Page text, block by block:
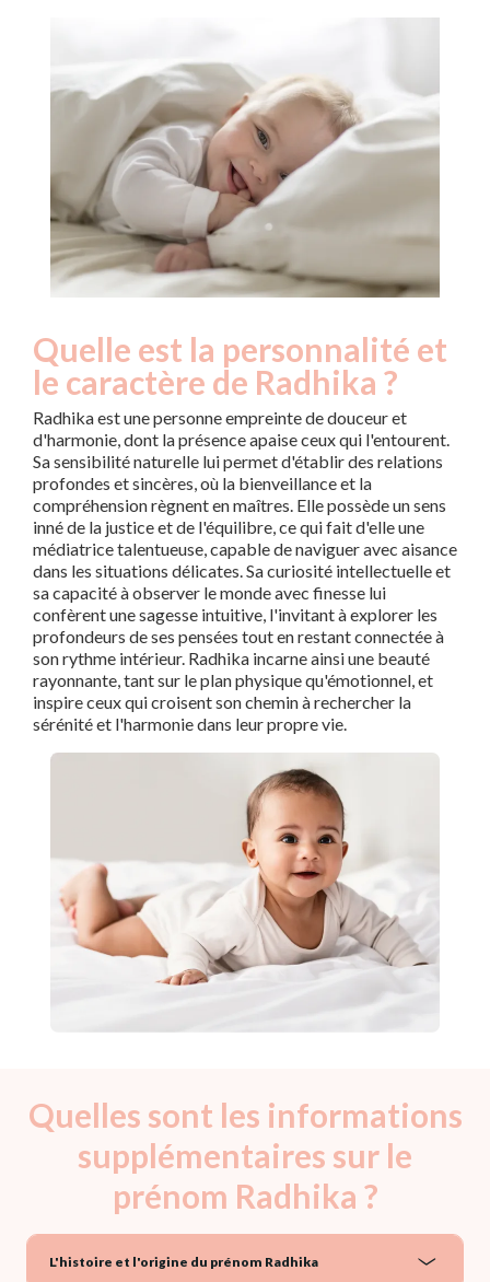
Quelle est la personnalité et
le caractère de Radhika ?
Radhika est une personne empreinte de douceur et
d'harmonie, dont la présence apaise ceux qui l'entourent.
Sa sensibilité naturelle lui permet d'établir des relations
profondes et sincères, où la bienveillance et la
compréhension règnent en maîtres. Elle possède un sens
inné de la justice et de l'équilibre, ce qui fait d'elle une
médiatrice talentueuse, capable de naviguer avec aisance
dans les situations délicates. Sa curiosité intellectuelle et
sa capacité à observer le monde avec finesse lui
confèrent une sagesse intuitive, l'invitant à explorer les
profondeurs de ses pensées tout en restant connectée à
son rythme intérieur. Radhika incarne ainsi une beauté
rayonnante, tant sur le plan physique qu'émotionnel, et
inspire ceux qui croisent son chemin à rechercher la
sérénité et l'harmonie dans leur propre vie.
Quelles sont les informations
supplémentaires sur le
prénom Radhika ?
L'histoire et l'origine du prénom Radhika